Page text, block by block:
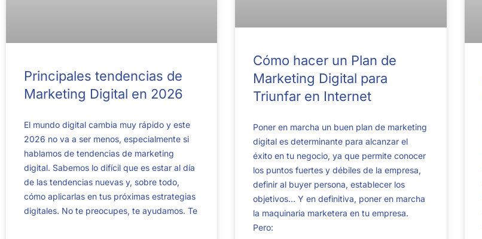
Principales tendencias de
Marketing Digital en 2026
El mundo digital cambia muy rápido y este
2026 no va a ser menos, especialmente si
hablamos de tendencias de marketing
digital. Sabemos lo difícil que es estar al día
de las tendencias nuevas y, sobre todo,
cómo aplicarlas en tus próximas estrategias
digitales. No te preocupes, te ayudamos. Te
Cómo hacer un Plan de
Marketing Digital para
Triunfar en Internet
Poner en marcha un buen plan de marketing
digital es determinante para alcanzar el
éxito en tu negocio, ya que permite conocer
los puntos fuertes y débiles de la empresa,
definir al buyer persona, establecer los
objetivos… Y en definitiva, poner en marcha
la maquinaria marketera en tu empresa.
Pero: